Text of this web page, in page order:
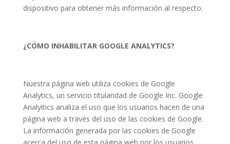
dispositivo para obtener más información al respecto.
¿CÓMO INHABILITAR GOOGLE ANALYTICS?
Nuestra página web utiliza cookies de Google
Analytics, un servicio titularidad de Google Inc. Google
Analyitics analiza el uso que los usuarios hacen de una
página web a través del uso de las cookies de Google.
La información generada por las cookies de Google